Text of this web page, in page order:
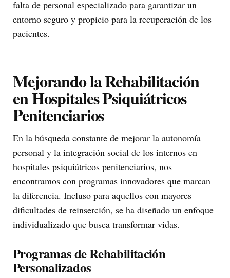
falta de personal especializado para garantizar un
entorno seguro y propicio para la recuperación de los
pacientes.
Mejorando la Rehabilitación
en Hospitales Psiquiátricos
Penitenciarios
En la búsqueda constante de mejorar la autonomía
personal y la integración social de los internos en
hospitales psiquiátricos penitenciarios, nos
encontramos con programas innovadores que marcan
la diferencia. Incluso para aquellos con mayores
dificultades de reinserción, se ha diseñado un enfoque
individualizado que busca transformar vidas.
Programas de Rehabilitación
Personalizados